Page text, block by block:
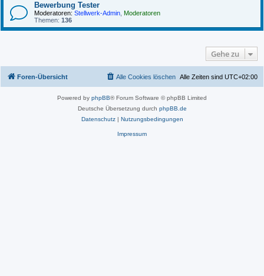
Bewerbung Tester
Moderatoren: Stellwerk-Admin Moderatoren
Themen: 136
Gehe zu
Foren-Übersicht Alle Zeiten sind UTC+02:00
Alle Cookies löschen
Powered by phpBB® Forum Software © phpBB Limited
Deutsche Übersetzung durch phpBB.de
Datenschutz| Nutzungsbedingungen
Impressum